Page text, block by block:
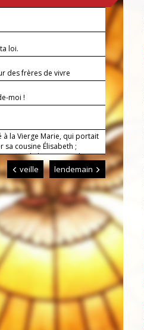
loi.
des frères de vivre
moi !
à la Vierge Marie, qui portait
sa cousine Élisabeth ;
de l’Esprit afin de
éternellement.
veille lendemain